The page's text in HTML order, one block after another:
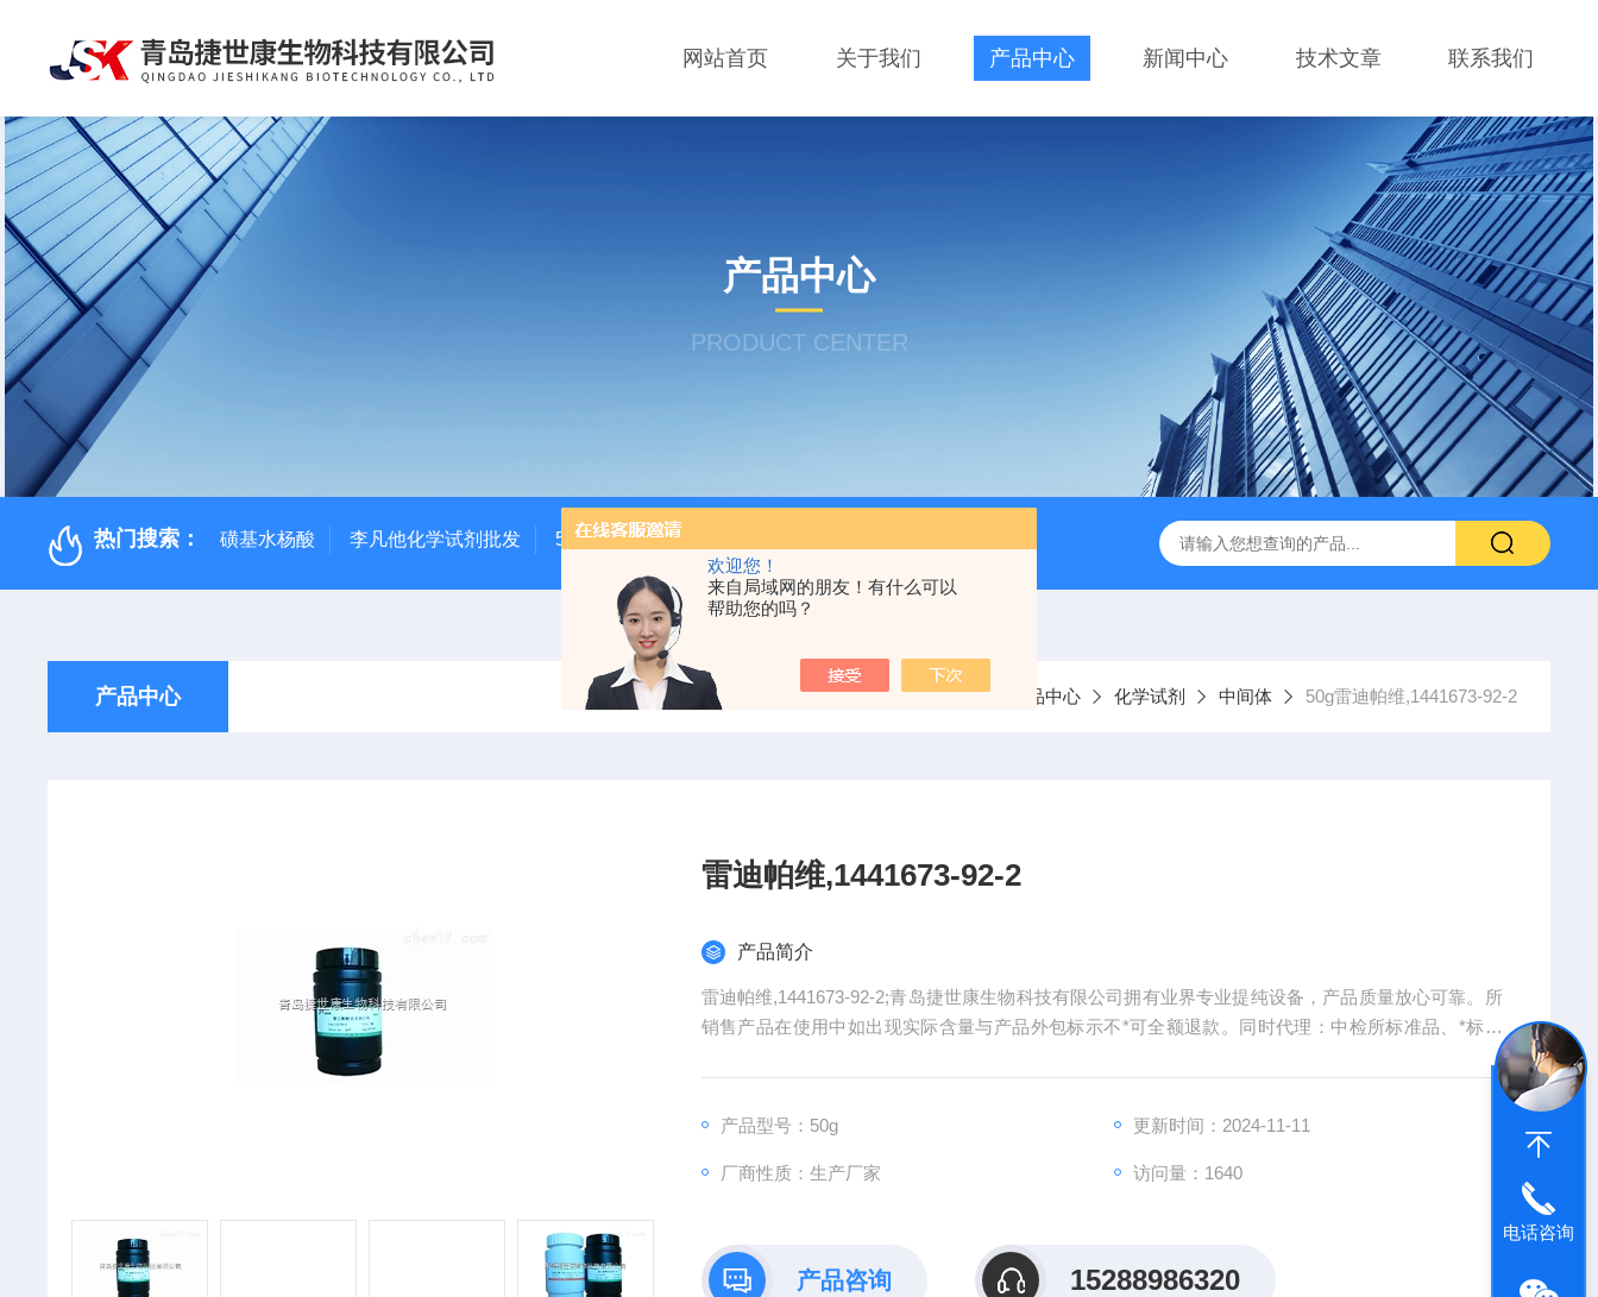
欢迎您！
来自局域网的朋友！有什么可以
帮助您的吗？
网站首页 关于我们 产品中心 新闻中心 技术文章 联系我们
产品中心
PRODUCT CENTER
热门搜索： 磺基水杨酸 李凡他化学试剂批发 500次MTS细胞增殖与细胞毒性检测试剂盒 48t/96t国产ELISA试剂盒,免费代测
产品中心 当前位置：首页 产品中心 化学试剂 中间体 50g雷迪帕维,1441673-92-2
雷迪帕维,1441673-92-2
产品简介
雷迪帕维,1441673-92-2;青岛捷世康生物科技有限公司拥有业界专业提纯设备，产品质量放心可靠。所
销售产品在使用中如出现实际含量与产品外包标示不*可全额退款。同时代理：中检所标准品、*标准
产品型号：50g 更新时间：2024-11-11
厂商性质：生产厂家 访问量：1640
产品咨询 15288986320
电话咨询